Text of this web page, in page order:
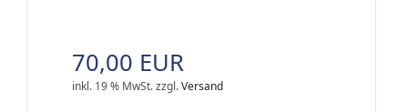
70,00 EUR
inkl. 19 % MwSt.zzgl.Versand